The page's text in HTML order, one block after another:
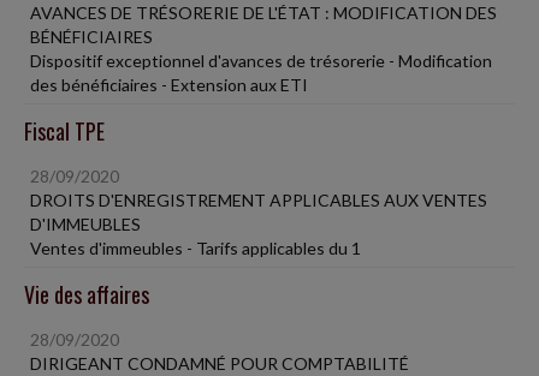
AVANCES DE TRÉSORERIE DE L'ÉTAT : MODIFICATION DES
BÉNÉFICIAIRES
Dispositif exceptionnel d'avances de trésorerie - Modification
des bénéficiaires - Extension aux ETI
Fiscal TPE
28/09/2020
DROITS D'ENREGISTREMENT APPLICABLES AUX VENTES
D'IMMEUBLES
Ventes d'immeubles - Tarifs applicables du 1
Vie des affaires
28/09/2020
DIRIGEANT CONDAMNÉ POUR COMPTABILITÉ